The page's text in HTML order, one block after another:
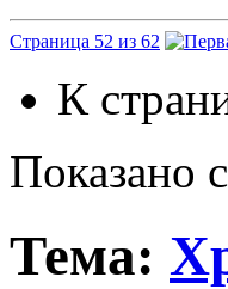
Страница 52 из 62
К
Показано
Тема: